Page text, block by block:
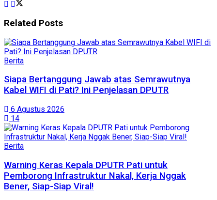
Related Posts
Berita
Siapa Bertanggung Jawab atas Semrawutnya
Kabel WIFI di Pati? Ini Penjelasan DPUTR
6 Agustus 2026
14
Berita
Warning Keras Kepala DPUTR Pati untuk
Pemborong Infrastruktur Nakal, Kerja Nggak
Bener, Siap-Siap Viral!